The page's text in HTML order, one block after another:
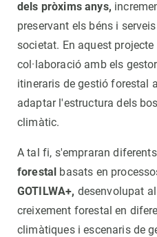
dels pròxims anys,
preservant els béns i
societat. En aquest
col·laboració amb els
itineraris de gestió forestal
adaptar l'estructura dels
climàtic.
A tal fi, s'empraran diferents
forestal basats en
GOTILWA+, desenvolupat
creixement forestal en
climàtiques i escenaris de